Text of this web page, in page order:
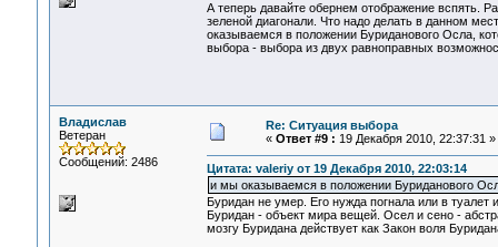
А теперь давайте обернем отображение вспять.
зеленой диагонали. Что надо делать в данном
оказываемся в положении Буриданового Осла,
выбора - выбора из двух равноправных
Владислав
Ветеран
Сообщений: 2486
Re: Ситуация выбора
« Ответ #9 : 19 Декабря 2010, 22:37:31 »
Цитата: valeriy от 19 Декабря 2010, 22:03:14
и мы оказываемся в положении Буриданового
Буридан не умер. Его нужда погнала или в туалет
Буридан - объект мира вещей. Осел и сено -
мозгу Буридана действует как Закон воля